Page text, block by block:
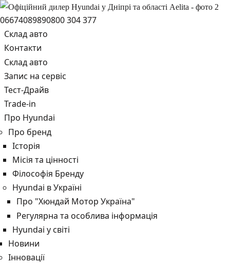
06674089890800 304 377
Склад авто
Контакти
Склад авто
Запис на сервіс
Тест-Драйв
Trade-in
Про Hyundai
Про бренд
Історія
Місія та цінності
Філософія Бренду
Hyundai в Україні
Про "Хюндай Мотор Україна"
Регулярна та особлива інформація
Hyundai у світі
Новини
Інновації